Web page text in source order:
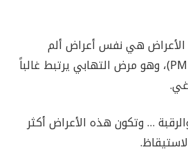
الأعراض هي نفس أعراض ألم
العضلات الروماتزمي (PMR)، وهو مرض التهابي يرتبط غالباً
… وتكون هذه الأعراض أكثر